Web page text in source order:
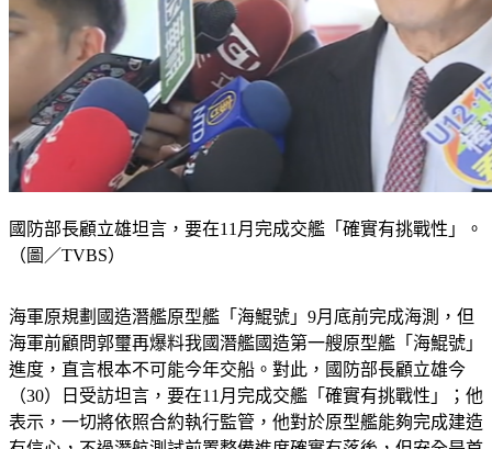
國防部長顧立雄坦言，要在11月完成交艦「確實有挑戰性」。
（圖／TVBS）
海軍原規劃國造潛艦原型艦「海鯤號」9月底前完成海測，但
海軍前顧問郭璽再爆料我國潛艦國造第一艘原型艦「海鯤號」
進度，直言根本不可能今年交船。對此，國防部長顧立雄今
（30）日受訪坦言，要在11月完成交艦「確實有挑戰性」；他
表示，一切將依照合約執行監管，他對於原型艦能夠完成建造